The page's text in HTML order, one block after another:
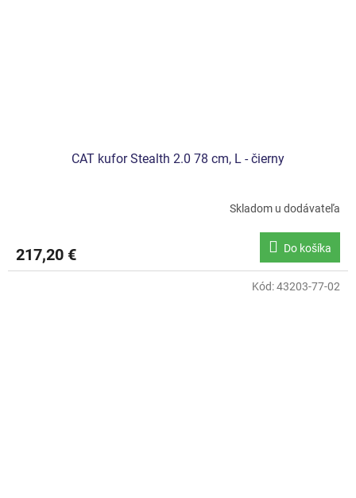
CAT kufor Stealth 2.0 78 cm, L - čierny
Skladom u dodávateľa
217,20 € Do košíka
Kód:43203-77-02